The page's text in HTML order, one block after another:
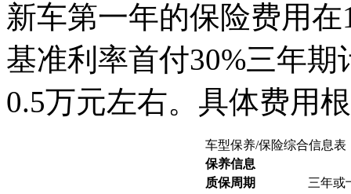
新车第一年的保险费用
基准利率首付30%三年
0.5万元左右。具体费用
车型保养/保险综合信息表
保养信息
质保周期
三年或